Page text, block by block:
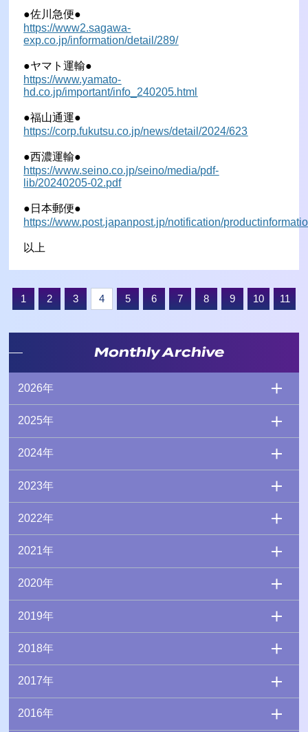
●佐川急便●
https://www2.sagawa-
exp.co.jp/information/detail/289/
●ヤマト運輸●
https://www.yamato-
hd.co.jp/important/info_240205.html
●福山通運●
https://corp.fukutsu.co.jp/news/detail/2024/623
●西濃運輸●
https://www.seino.co.jp/seino/media/pdf-
lib/20240205-02.pdf
●日本郵便●
https://www.post.japanpost.jp/notification/
以上
1 2 3 4 5 6 7 8 9 10 11
Monthly Archive
2026年
2025年
2024年
2023年
2022年
2021年
2020年
2019年
2018年
2017年
2016年